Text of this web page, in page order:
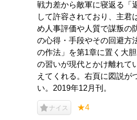
戦力差から敵軍に寝返る「
して許容されており、主君
め人事評価や人質で謀叛の
の心得・手段やその回避方
の作法」を第1章に置く大
の習いが現代とかけ離れて
えてくれる。右頁に図説が
い。2019年12月刊。
ナイス ★4